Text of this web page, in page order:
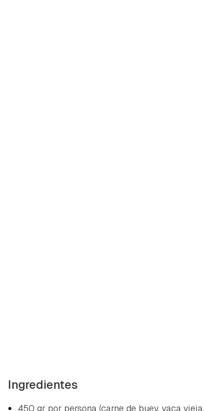
Ingredientes
450 gr por persona (carne de buey, vaca vieja,